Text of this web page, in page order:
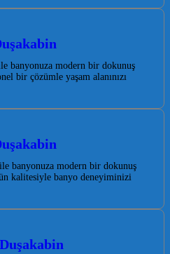
banyonuza modern bir dokunuş
bir çözümle yaşam alanınızı
banyonuza modern bir dokunuş
kalitesiyle banyo deneyiminizi